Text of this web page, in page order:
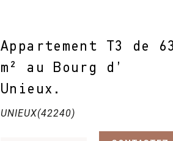
Appartement T3 de
m² au Bourg d’
Unieux.
UNIEUX(42240)
Contact